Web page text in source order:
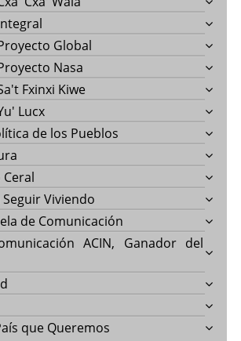
Global
Nasa
Fxinxi Kiwe
Lucx
de los Pueblos
Viviendo
de Comunicación
ACIN, Ganador del
que Queremos